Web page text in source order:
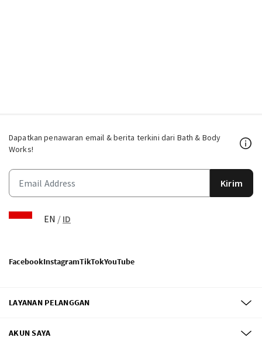
Dapatkan penawaran email & berita terkini dari Bath & Body
Works!
Kirim
EN / ID
FacebookInstagramTikTokYouTube
LAYANAN PELANGGAN
AKUN SAYA